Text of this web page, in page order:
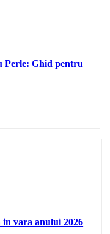
Perle: Ghid pentru
in vara anului 2026